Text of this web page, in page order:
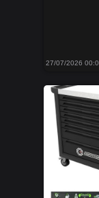
27/07/2026